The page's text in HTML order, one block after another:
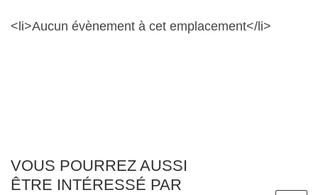
<li>Aucun évènement à cet emplacement</li>
VOUS POURREZ AUSSI
ÊTRE INTÉRESSÉ PAR